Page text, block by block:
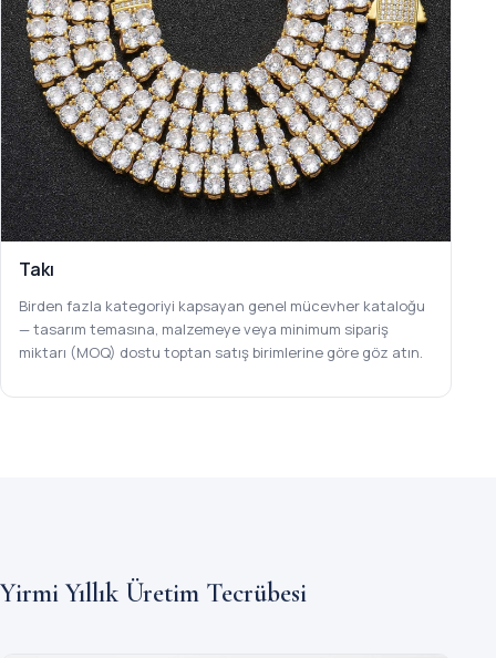
Takı
Birden fazla kategoriyi kapsayan genel mücevher kataloğu
— tasarım temasına, malzemeye veya minimum sipariş
miktarı (MOQ) dostu toptan satış birimlerine göre göz atın.
Yirmi Yıllık Üretim Tecrübesi